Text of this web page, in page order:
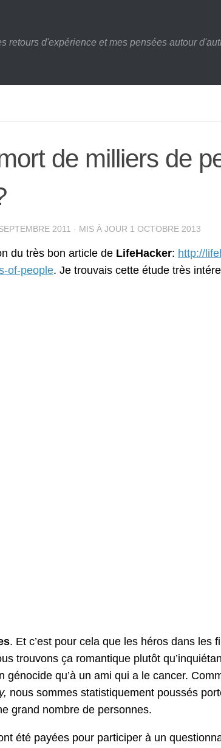
retours d'expérience et mes pensées autour
de milliers de
2011 · MIS À JOUR 1 OCTOBRE 2013
du très bon article de LifeHacker: http://
of-people. Je trouvais cette étude très
. Et c’est pour cela que les héros dans les
trouvons ça romantique plutôt
génocide qu’à un ami qui a le cancer.
nous sommes statistiquement poussés
grand nombre de personnes.
été payées pour participer à un